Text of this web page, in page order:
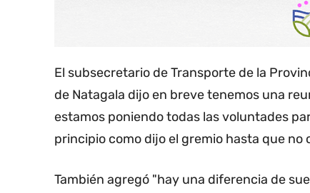
El subsecretario de Transporte de la
de Natagala dijo en breve tenemos una
estamos poniendo todas las voluntades
principio como dijo el gremio hasta que
También agregó "hay una diferencia de